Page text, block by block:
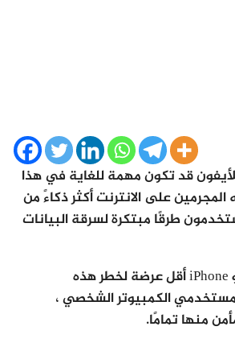
قد تكون مهمة للغاية في هذا
على الانترنت أكثر ذكاءً من
طرقًا مبتكرة لسرقة البيانات
وقد يكون مستخدمو iPhone أقل عرضة لخطر هذه
الكمبيوتر الشخصي ،
منها تمامًا.